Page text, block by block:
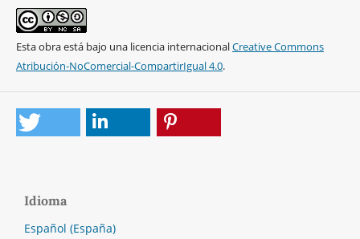
Esta obra está bajo una licencia internacionalCreative Commons
Atribución-NoComercial-CompartirIgual 4.0.
Idioma
Español (España)